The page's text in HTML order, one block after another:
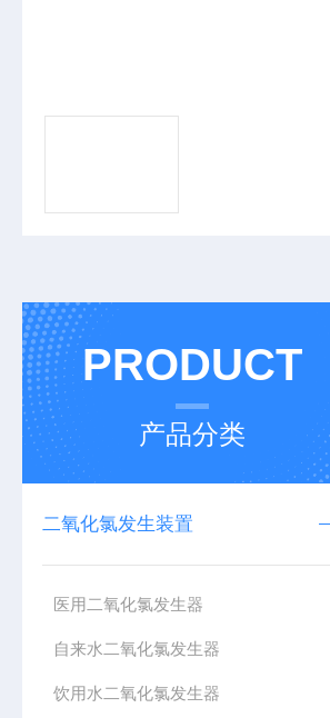
PRODUCT
产品分类
二氧化氯发生装置
医用二氧化氯发生器
自来水二氧化氯发生器
饮用水二氧化氯发生器